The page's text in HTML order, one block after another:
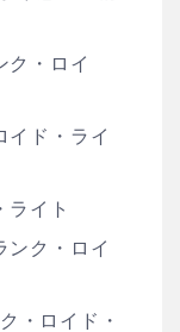
ク・ロイ
イド・ライ
ライト
ンク・ロイ
・ロイド・